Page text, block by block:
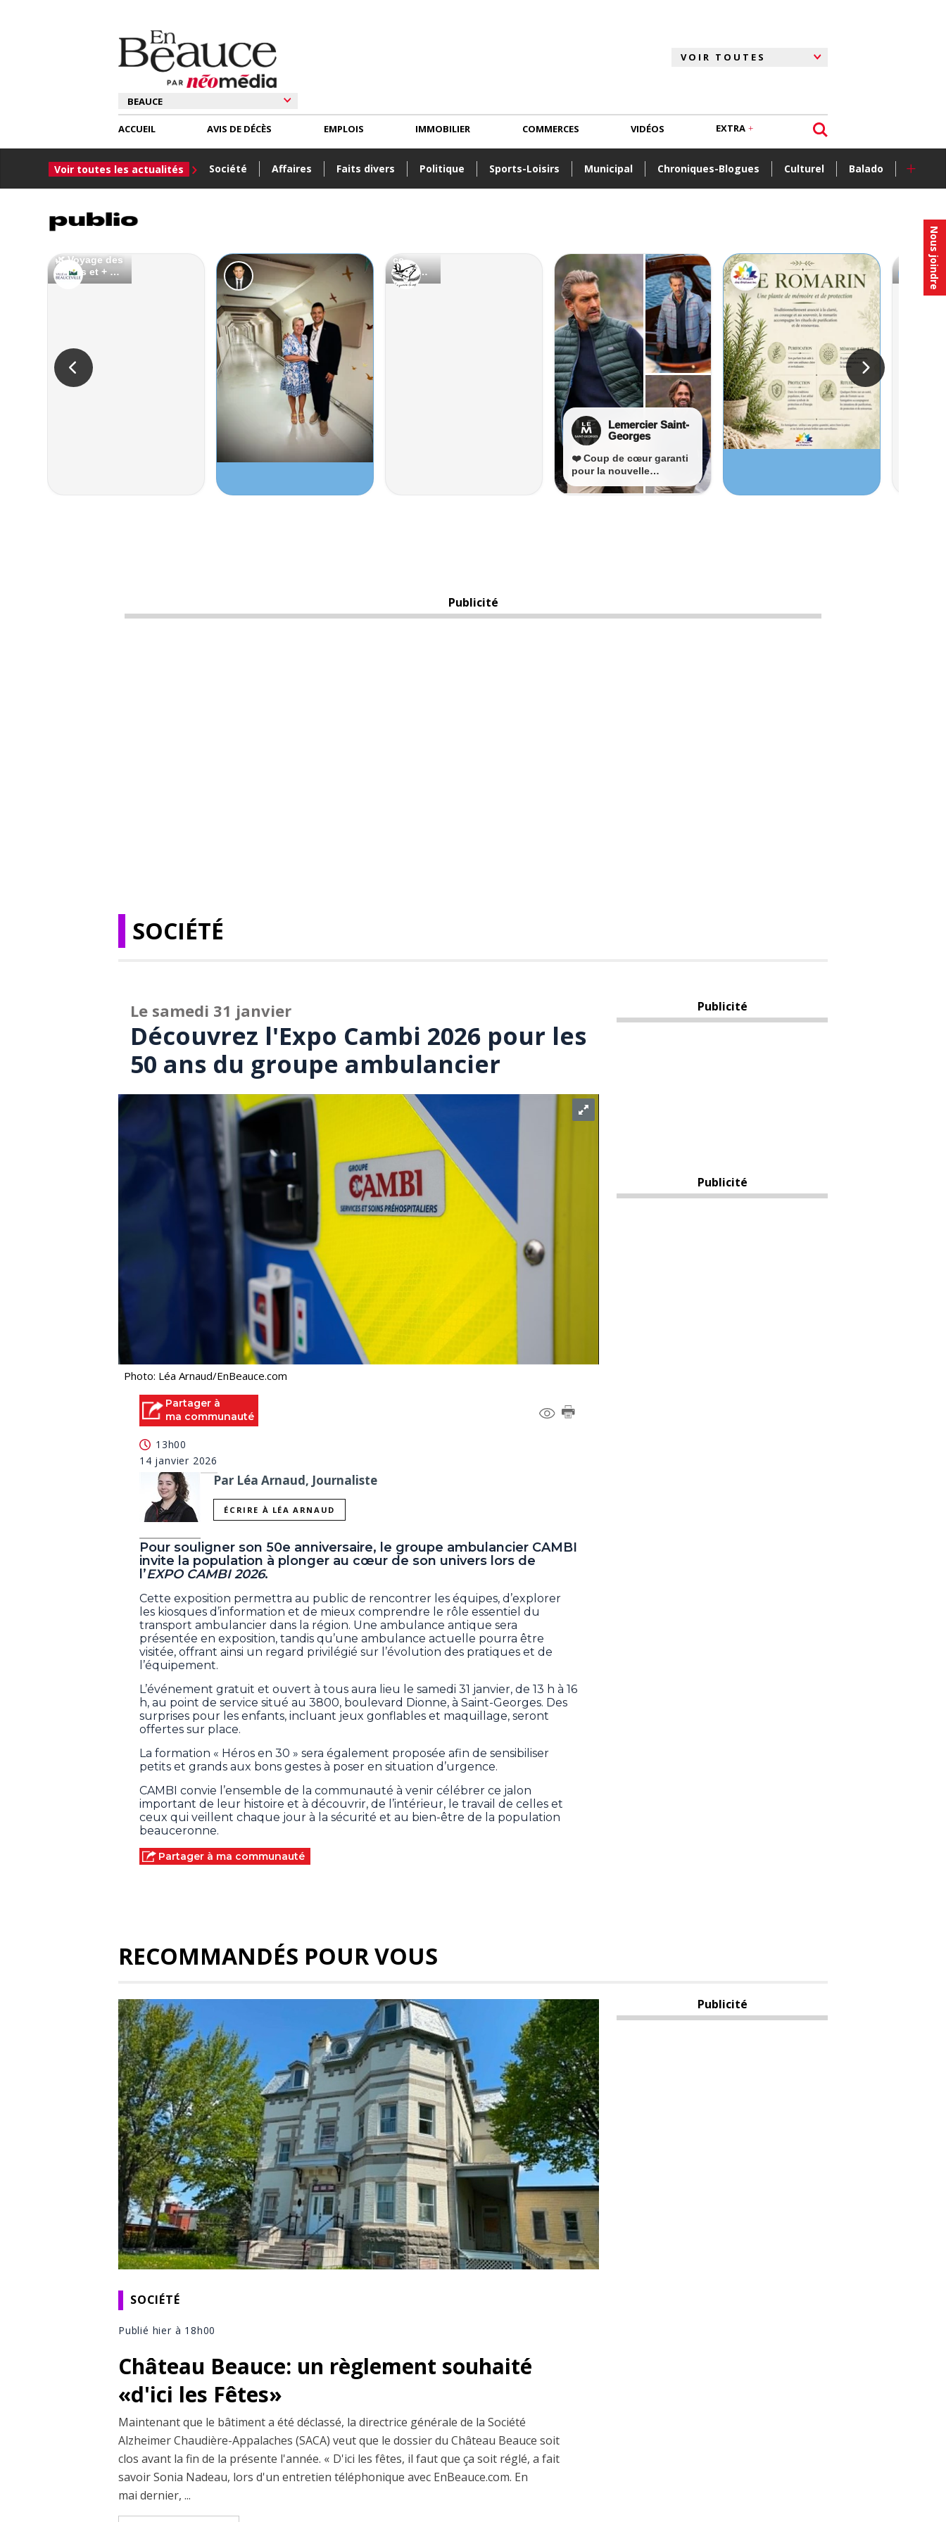
Nous joindre
ACCUEIL
Voir toutes les actualités Société Affaires Faits divers Politique Sports-Loisirs Municipal Chroniques-Blogues Culturel Balado +
AVIS DE DÉCÈS EMPLOIS IMMOBILIER COMMERCES VIDÉOS EXTRA
Publicité
SOCIÉTÉ
Le samedi 31 janvier
Découvrez l'Expo Cambi 2026 pour les
50 ans du groupe ambulancier
Photo: Léa Arnaud/EnBeauce.com
Partager à
ma communauté
13h00
14 janvier 2026
Par Léa Arnaud, Journaliste
ÉCRIRE À LÉA ARNAUD
Pour souligner son 50e anniversaire, le groupe ambulancier CAMBI
invite la population à plonger au cœur de son univers lors de
l’EXPO CAMBI 2026.
Cette exposition permettra au public de rencontrer les équipes, d’explorer
les kiosques d’information et de mieux comprendre le rôle essentiel du
transport ambulancier dans la région. Une ambulance antique sera
présentée en exposition, tandis qu’une ambulance actuelle pourra être
visitée, offrant ainsi un regard privilégié sur l’évolution des pratiques et de
l’équipement.
L’événement gratuit et ouvert à tous aura lieu le samedi 31 janvier, de 13 h à 16
h, au point de service situé au 3800, boulevard Dionne, à Saint-Georges. Des
surprises pour les enfants, incluant jeux gonflables et maquillage, seront
offertes sur place.
La formation « Héros en 30 » sera également proposée afin de sensibiliser
petits et grands aux bons gestes à poser en situation d’urgence.
CAMBI convie l’ensemble de la communauté à venir célébrer ce jalon
important de leur histoire et à découvrir, de l’intérieur, le travail de celles et
ceux qui veillent chaque jour à la sécurité et au bien-être de la population
beauceronne.
Partager à ma communauté
Publicité
Publicité
RECOMMANDÉS POUR VOUS
SOCIÉTÉ
Publié hier à 18h00
Château Beauce: un règlement souhaité
«d'ici les Fêtes»
Maintenant que le bâtiment a été déclassé, la directrice générale de la Société
Alzheimer Chaudière-Appalaches (SACA) veut que le dossier du Château Beauce soit
clos avant la fin de la présente l'année. « D'ici les fêtes, il faut que ça soit réglé, a fait
savoir Sonia Nadeau, lors d'un entretien téléphonique avec EnBeauce.com. En
mai dernier, ...
Publicité